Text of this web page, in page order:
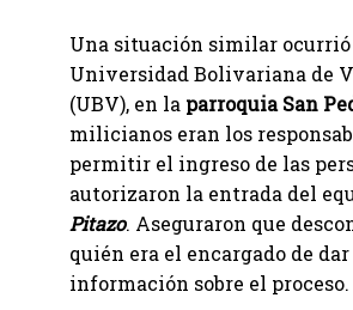
Una situación similar ocurrió
Universidad Bolivariana de
(UBV), en la parroquia San
milicianos eran los
permitir el ingreso de las
autorizaron la entrada del
Pitazo. Aseguraron que
quién era el encargado de dar
información sobre el proceso.